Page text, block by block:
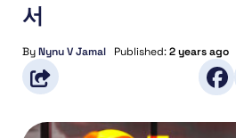
서
ByNynu V Jamal Published:2 years ago